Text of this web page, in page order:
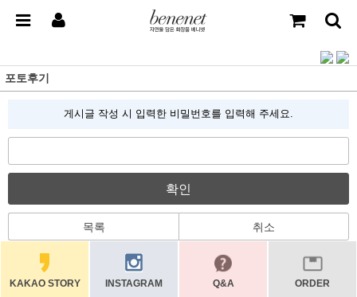
포토후기
게시글 작성 시 입력한 비밀번호를 입력해 주세요.
확인
목록 취소
KAKAO STORY INSTAGRAM Q&A ORDER